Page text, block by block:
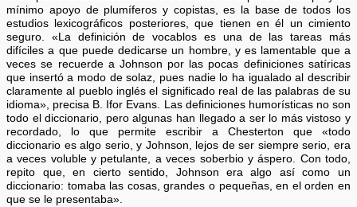
mínimo apoyo de plumíferos y copistas, es la base de todos los
estudios lexicográficos posteriores, que tienen en él un cimiento
seguro. «La definición de vocablos es una de las tareas más
difíciles a que puede dedicarse un hombre, y es lamentable que a
veces se recuerde a Johnson por las pocas definiciones satíricas
que insertó a modo de solaz, pues nadie lo ha igualado al describir
claramente al pueblo inglés el significado real de las palabras de su
idioma», precisa B. Ifor Evans. Las definiciones humorísticas no son
todo el diccionario, pero algunas han llegado a ser lo más vistoso y
recordado, lo que permite escribir a Chesterton que «todo
diccionario es algo serio, y Johnson, lejos de ser siempre serio, era
a veces voluble y petulante, a veces soberbio y áspero. Con todo,
repito que, en cierto sentido, Johnson era algo así como un
diccionario: tomaba las cosas, grandes o pequeñas, en el orden en
que se le presentaba».